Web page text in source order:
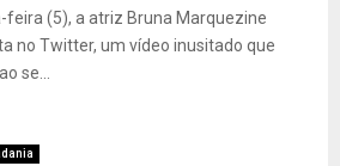
feira (5), a atriz Bruna Marquezine
no Twitter, um vídeo inusitado que
se...